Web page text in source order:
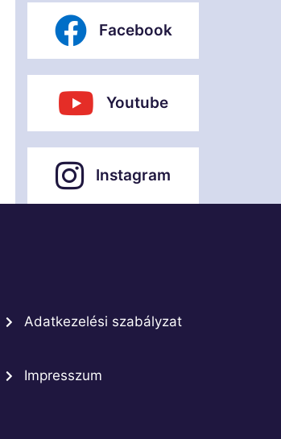
Facebook
Youtube
Instagram
Adatkezelési szabályzat
Impresszum